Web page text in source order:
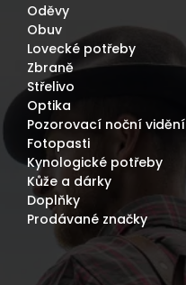
Oděvy
Obuv
Lovecké potřeby
Zbraně
Střelivo
Optika
Pozorovací noční vidění
Fotopasti
Kynologické potřeby
Kůže a dárky
Doplňky
Prodávané značky